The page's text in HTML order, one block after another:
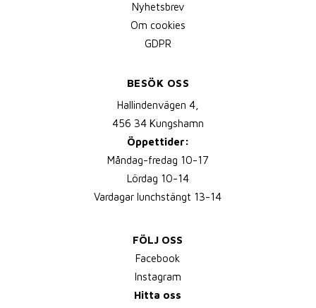
Nyhetsbrev
Om cookies
GDPR
BESÖK OSS
Hallindenvägen 4,
456 34 Kungshamn
Öppettider:
Måndag-fredag 10-17
Lördag 10-14
Vardagar lunchstängt 13-14
FÖLJ OSS
Facebook
Instagram
Hitta oss